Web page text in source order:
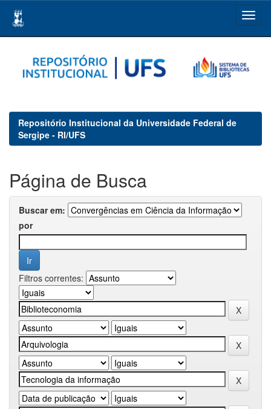
navigation
Repositório Institucional da Universidade Federal de
Sergipe - RI/UFS
Página de Busca
Buscar em:
por
Filtros correntes: